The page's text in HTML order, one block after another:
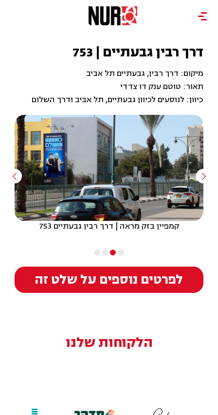
דרך רבין גבעתיים | 753
מיקום: דרך רבין, גבעתיים תל אביב
תאור: טוטם ענק דו צדדי
כיוון: לנוסעים לכיוון גבעתיים, תל אביב ודרך השלום
קמפיין בזק מראה | דרך רבין גבעתיים 753
לפרטים נוספים על שלט זה
הלקוחות שלנו